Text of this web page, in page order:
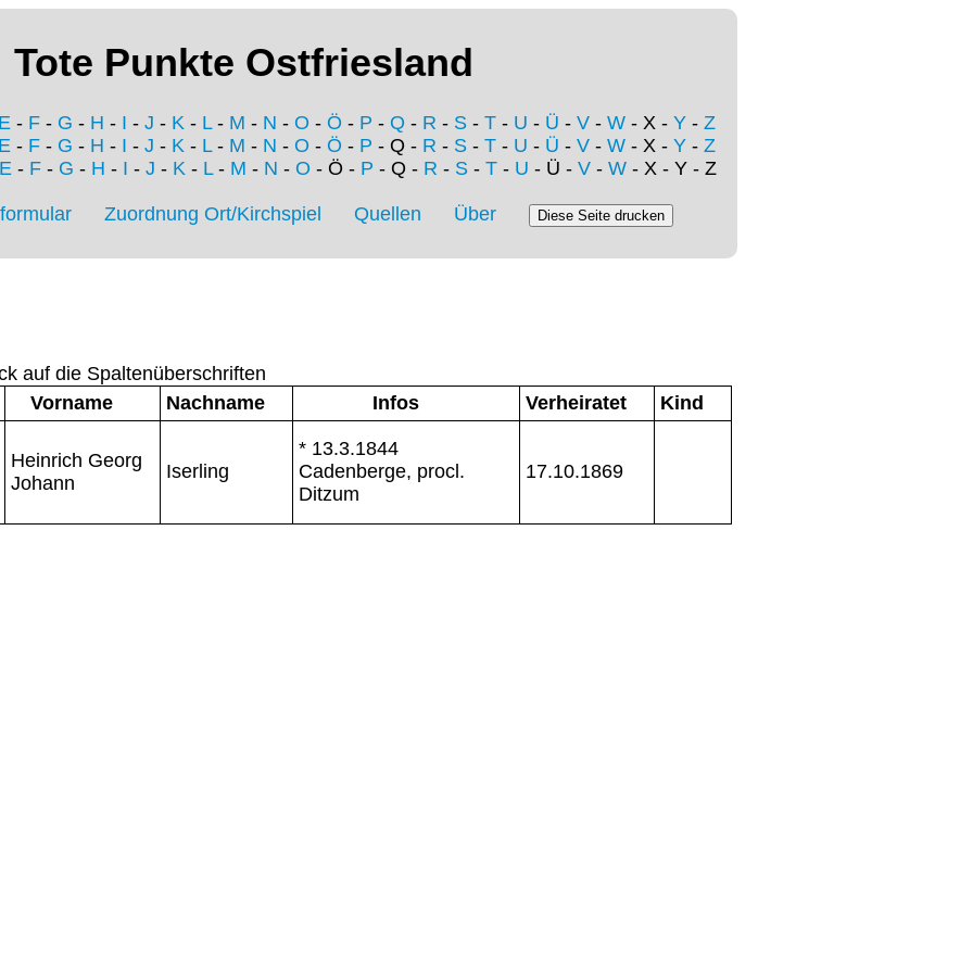
Tote Punkte Ostfriesland
- F - G - H - I - J - K - L- M - N - O - Ö - P - Q - R - S - T - U - Ü - V - W - X - Y - Z
- F - G - H - I - J - K - L- M - N - O - Ö - P - Q - R - S - T - U - Ü - V - W - X - Y - Z
- F- G - H - I - J - K- L- M - N - O - Ö - P - Q - R - S- T- U - Ü - V- W- X - Y - Z
Zuordnung Ort/Kirchspiel Quellen Über
auf die Spaltenüberschriften
Vorname
Nachname Infos Verheiratet Kind
Heinrich Georg
Johann
Iserling
* 13.3.1844
Cadenberge, procl.
Ditzum
17.10.1869